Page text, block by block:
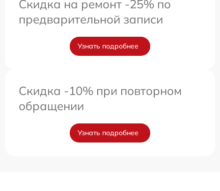
Скидка на ремонт -25% по
предварительной записи
Узнать подробнее
Скидка -10% при повторном
обращении
Узнать подробнее